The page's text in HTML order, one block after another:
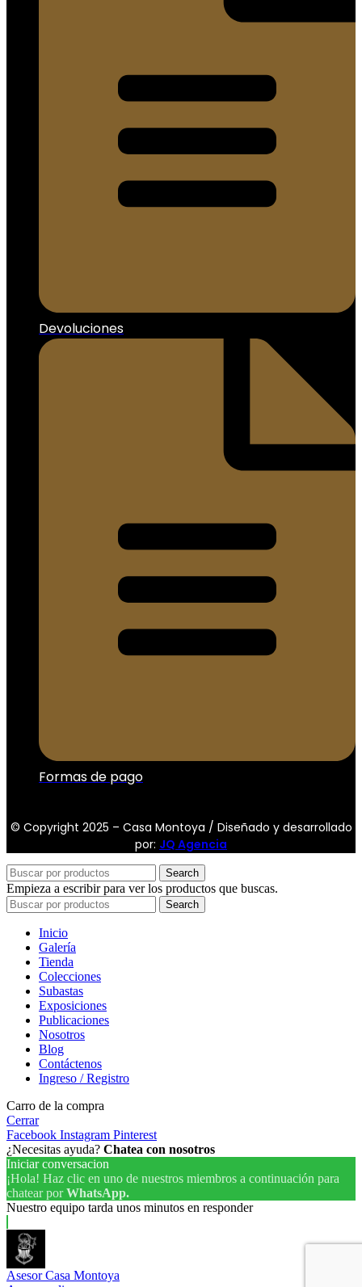
Devoluciones
Formas de pago
© Copyright 2025 – Casa Montoya / Diseñado y desarrollado
por: JQ Agencia
Search
Empieza a escribir para ver los productos que buscas.
Search
Inicio
Galería
Tienda
Colecciones
Subastas
Exposiciones
Publicaciones
Nosotros
Blog
Contáctenos
Ingreso / Registro
Carro de la compra
Cerrar
Facebook Instagram Pinterest
¿Necesitas ayuda? Chatea con nosotros
Iniciar conversacion
¡Hola! Haz clic en uno de nuestros miembros a continuación para
chatear porWhatsApp.
Nuestro equipo tarda unos minutos en responder
Asesor Casa Montoya